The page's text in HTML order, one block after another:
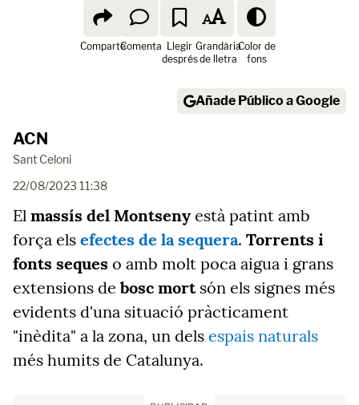
ComparteComenta Llegir
després
Grandària
de lletra
Color de
fons
Añade Público a Google
ACN
Sant Celoni
22/08/2023 11:38
El massís del Montseny està patint amb
força els efectes de la sequera. Torrents i
fonts seques o amb molt poca aigua i grans
extensions de bosc mort són els signes més
evidents d'una situació pràcticament
"inèdita" a la zona, un dels espais naturals
més humits de Catalunya.